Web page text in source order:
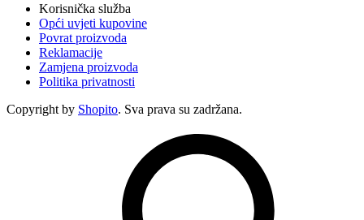
Korisnička služba
Opći uvjeti kupovine
Povrat proizvoda
Reklamacije
Zamjena proizvoda
Politika privatnosti
Copyright by Shopito. Sva prava su zadržana.